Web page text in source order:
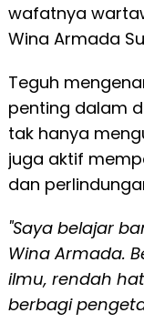
wafatnya
Wina Armada
Teguh
penting dalam
tak hanya
juga aktif
dan
"Saya belajar
Wina Armada.
ilmu, rendah
berbagi